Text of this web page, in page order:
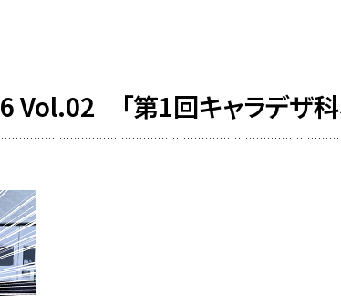
「第1回キャラデザ科ボ